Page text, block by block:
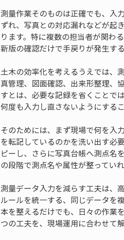
測量作業そのものは正確でも、入
ずれ、写真との対応漏れなどが起
ります。特に複数の担当者が関わ
新版の確認だけで手戻りが発生す
土木の効率化を考えるうえでは、
真管理、図面確認、出来形整理、
すとは、必要な記録を省くことで
何度も入力し直さないようにするこ
そのためには、まず現場で何を入
を転記しているのかを洗い出す必
ピーし、さらに写真台帳へ測点名
の段階で測点名や属性が整ってい
測量データ入力を減らす工夫は、
ルールを統一する、同じデータを
本を整えるだけでも、日々の作業
つの工夫を、現場運用に合わせて解